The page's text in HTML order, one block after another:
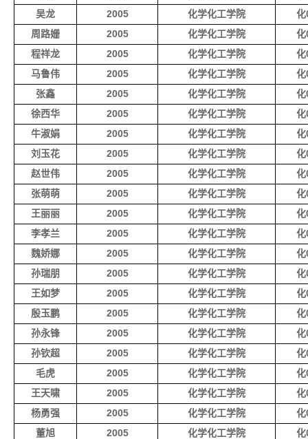
吴龙
2005 化学化工学院
化
周路姗
2005 化学化工学院
化
程祥龙
2005 化学化工学院
化
马鲁伟
2005 化学化工学院
化
张鑫
2005 化学化工学院
化
徐西华
2005 化学化工学院
化
牛淑娟
2005 化学化工学院
化
刘玉花
2005 化学化工学院
化
赵世伟
2005 化学化工学院
化
张萌萌
2005 化学化工学院
化
王丽丽
2005 化学化工学院
化
李孝兰
2005 化学化工学院
化
魏娇娜
2005 化学化工学院
化
孙瑞朋
2005 化学化工学院
化
王如梦
2005 化学化工学院
化
殷玉鹏
2005 化学化工学院
化
孙永锋
2005 化学化工学院
化
孙钦超
2005 化学化工学院
化
毛虎
2005 化学化工学院
化
王天啸
2005 化学化工学院
化
杨勇强
2005 化学化工学院
化
董旭
2005 化学化工学院
化